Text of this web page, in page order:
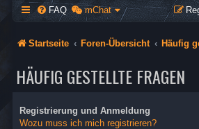
FAQ mChat
Startseite Foren-Übersicht Häufig
HÄUFIG GESTELLTE FRAGEN
Registrierung und Anmeldung
Wozu muss ich mich registrieren?